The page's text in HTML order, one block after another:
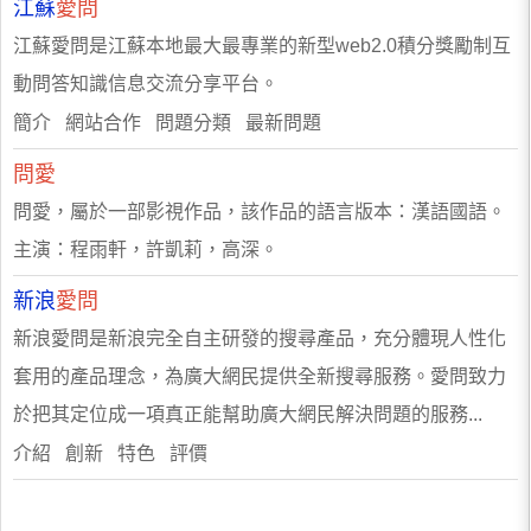
江蘇愛問
江蘇愛問是江蘇本地最大最專業的新型web2.0積分獎勵制互
動問答知識信息交流分享平台。
簡介 網站合作 問題分類 最新問題
問愛
問愛，屬於一部影視作品，該作品的語言版本：漢語國語。
主演：程雨軒，許凱莉，高深。
新浪愛問
新浪愛問是新浪完全自主研發的搜尋產品，充分體現人性化
套用的產品理念，為廣大網民提供全新搜尋服務。愛問致力
於把其定位成一項真正能幫助廣大網民解決問題的服務...
介紹 創新 特色 評價